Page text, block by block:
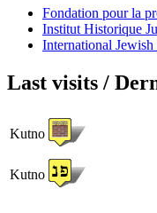
Fondation pour la
Institut Historique
International
Last visits /
Kutno
Kutno